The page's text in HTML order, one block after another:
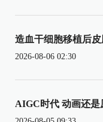
造血干细胞移植后
2026-08-06 02:30
AIGC时代 动画还是